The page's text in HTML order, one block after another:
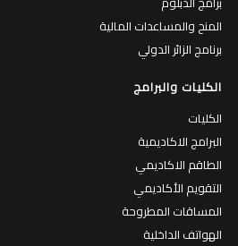
المنح والمساعدات المالية
برنامج الزائر الدولي
الكليات والبرامج
الكليات
البرامج الاكاديمية
الطاقم الاكاديمي
التقويم الأكاديمي
المساقات المطروحة
الهواتف الداخلية